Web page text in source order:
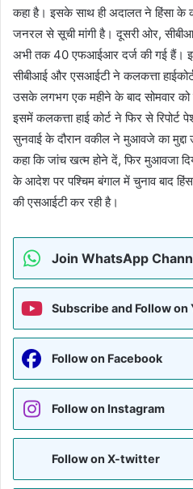
कहा है। इसके साथ ही अदालत ने हिंसा के
जनरल से सूची मांगी है। दूसरी ओर,
अभी तक 40 एफआईआर दर्ज की गई हैं।
सीबीआई और एसआईटी ने कलकत्ता हाईकोर्ट
उसके लगभग एक महीने के बाद सोमवार
इसमें कलकत्ता हाई कोर्ट ने फिर से रिपोर्ट
सुनवाई के दौरान वकील ने मुआवजे का मुद्दा
कहा कि जांच खत्म होने दें, फिर मुआवजा
के आदेश पर पश्चिम बंगाल में चुनाव बाद
की एसआईटी कर रही है।
Join WhatsApp
Subscribe and Follow on
Follow on Facebook
Follow on Instagram
Follow on X-twitter